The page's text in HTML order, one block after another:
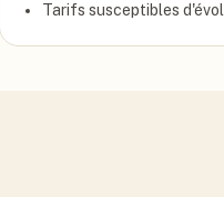
Tarifs susceptibles